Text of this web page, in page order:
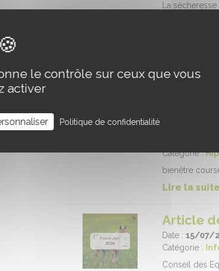
La
préfectoraux
sont déjà en
Lire la
le bien-
Race
de
Cédric
Catégorie :
bienêtre
Lire la
Article
Date :15/07/
Catégorie :
Conseil des
le contrôle sur ceux que vous
activer
Politique de confidentialité